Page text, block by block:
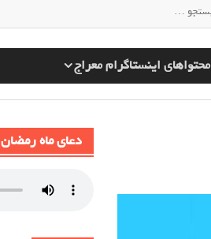
محتواهای اینستاگرام معراج
دعای ماه رمضان